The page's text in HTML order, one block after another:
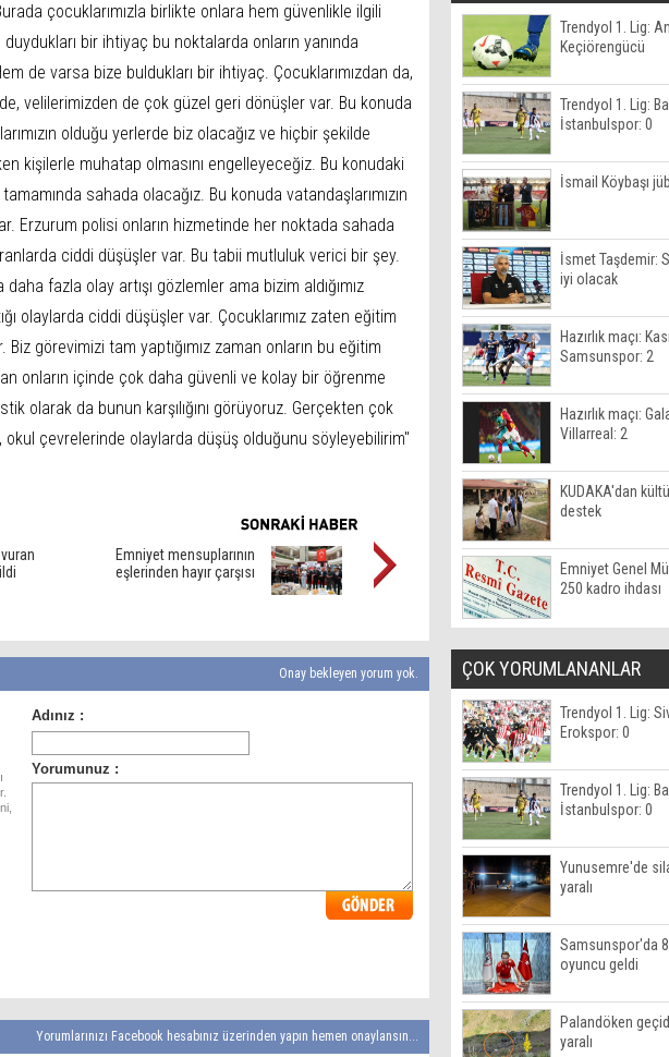
çocuklarımızla birlikte onlara hem güvenlikle ilgili
bir ihtiyaç bu noktalarda onların yanında
de varsa bize buldukları bir ihtiyaç. Çocuklarımızdan da,
velilerimizden de çok güzel geri dönüşler var. Bu konuda
olduğu yerlerde biz olacağız ve hiçbir şekilde
kişilerle muhatap olmasını engelleyeceğiz. Bu konudaki
sahada olacağız. Bu konuda vatandaşlarımızın
Erzurum polisi onların hizmetinde her noktada sahada
ciddi düşüşler var. Bu tabii mutluluk verici bir şey.
fazla olay artışı gözlemler ama bizim aldığımız
olaylarda ciddi düşüşler var. Çocuklarımız zaten eğitim
görevimizi tam yaptığımız zaman onların bu eğitim
onların içinde çok daha güvenli ve kolay bir öğrenme
olarak da bunun karşılığını görüyoruz. Gerçekten çok
çevrelerinde olaylarda düşüş olduğunu söyleyebilirim"
Emniyet mensuplarının
eşlerinden hayır çarşısı
Onay bekleyen yorum yok.
Yorumlarınızı Facebook hesabınız üzerinden yapın hemen onaylansın...
Trendyol 1. Lig:
Keçiörengücü
Trendyol 1. Lig:
İstanbulspor: 0
İsmail Köybaşı
İsmet Taşdemir:
iyi olacak
Hazırlık maçı:
Samsunspor: 2
Hazırlık maçı:
Villarreal: 2
KUDAKA'dan
destek
Emniyet Genel
250 kadro ihdası
ÇOK YORUMLANANLAR
Trendyol 1. Lig:
Erokspor: 0
Trendyol 1. Lig:
İstanbulspor: 0
Yunusemre'de
yaralı
Samsunspor'da
oyuncu geldi
Palandöken
yaralı